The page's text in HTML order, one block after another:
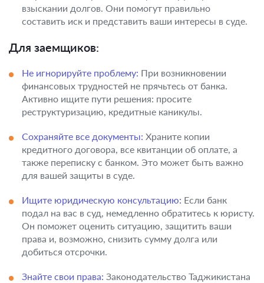
взыскании долгов. Они помогут правильно
составить иск и представить ваши интересы в суде.
Для заемщиков:
Не игнорируйте проблему: При возникновении
финансовых трудностей не прячьтесь от банка.
Активно ищите пути решения: просите
реструктуризацию, кредитные каникулы.
Сохраняйте все документы: Храните копии
кредитного договора, все квитанции об оплате, а
также переписку с банком. Это может быть важно
для вашей защиты в суде.
Ищите юридическую консультацию: Если банк
подал на вас в суд, немедленно обратитесь к юристу.
Он поможет оценить ситуацию, защитить ваши
права и, возможно, снизить сумму долга или
добиться отсрочки.
Знайте свои права: Законодательство Таджикистана